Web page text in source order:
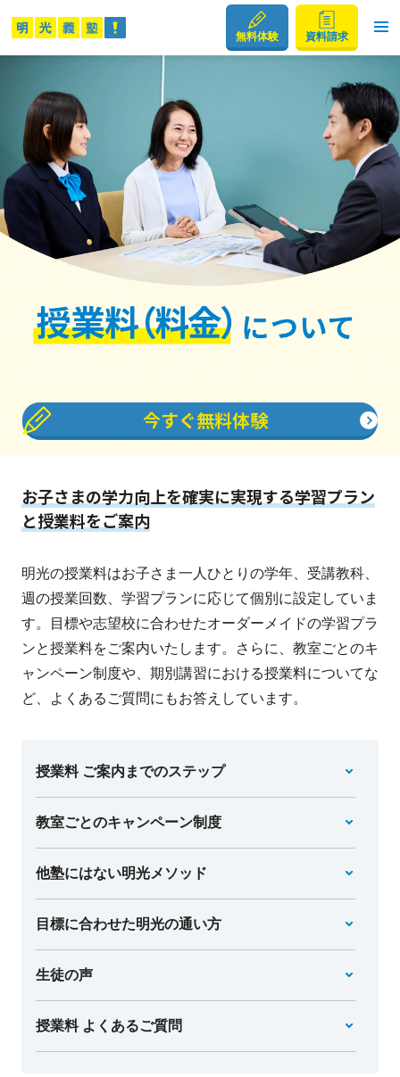
無料体験 資料請求
今すぐ無料体験
お子さまの学力向上を確実に実現する学習プラン
と授業料をご案内
明光の授業料はお子さま一人ひとりの学年、受講教科、
週の授業回数、学習プランに応じて個別に設定していま
す。目標や志望校に合わせたオーダーメイドの学習プラ
ンと授業料をご案内いたします。さらに、教室ごとのキ
ャンペーン制度や、期別講習における授業料についてな
ど、よくあるご質問にもお答えしています。
授業料 ご案内までのステップ
教室ごとのキャンペーン制度
他塾にはない明光メソッド
目標に合わせた明光の通い方
生徒の声
授業料 よくあるご質問